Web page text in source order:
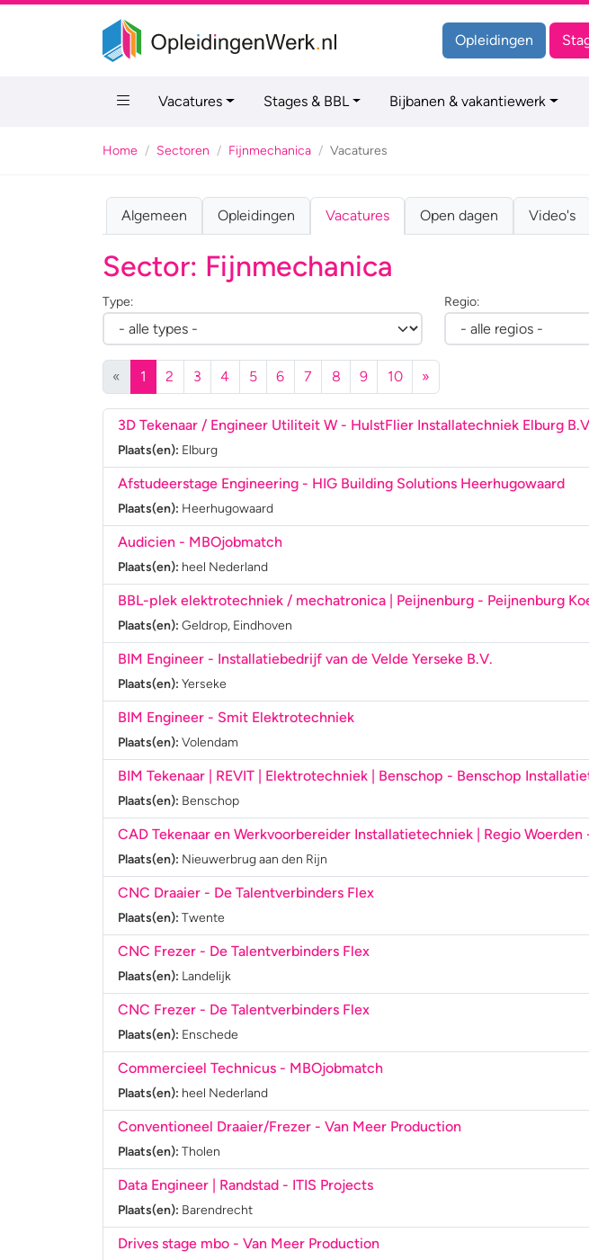
Opleidingen
Vacatures Stages & BBL Bijbanen & vakantiewerk
Home Sectoren Fijnmechanica Vacatures
Algemeen Opleidingen Vacatures Open dagen Video's
Sector: Fijnmechanica
Type: Regio:
« 1 (huidige)
2 3 4 5 6 7 8 9 10 »
3D Tekenaar / Engineer Utiliteit W- HulstFlier Installatechniek Elburg
Plaats(en): Elburg
Afstudeerstage Engineering - HIG Building Solutions Heerhugowaard
Plaats(en): Heerhugowaard
Audicien - MBOjobmatch
Plaats(en): heel Nederland
BBL-plek elektrotechniek / mechatronica | Peijnenburg - Peijnenburg
Plaats(en): Geldrop, Eindhoven
BIM Engineer - Installatiebedrijf van de Velde Yerseke B.V.
Plaats(en): Yerseke
BIM Engineer - Smit Elektrotechniek
Plaats(en): Volendam
BIM Tekenaar | REVIT | Elektrotechniek | Benschop - Benschop
Plaats(en): Benschop
CAD Tekenaar en Werkvoorbereider Installatietechniek | Regio Woerden
Plaats(en): Nieuwerbrug aan den Rijn
CNC Draaier - De Talentverbinders Flex
Plaats(en): Twente
CNC Frezer - De Talentverbinders Flex
Plaats(en): Landelijk
CNC Frezer - De Talentverbinders Flex
Plaats(en): Enschede
Commercieel Technicus - MBOjobmatch
Plaats(en): heel Nederland
Conventioneel Draaier/Frezer - Van Meer Production
Plaats(en): Tholen
Data Engineer | Randstad - ITIS Projects
Plaats(en): Barendrecht
Drives stage mbo - Van Meer Production